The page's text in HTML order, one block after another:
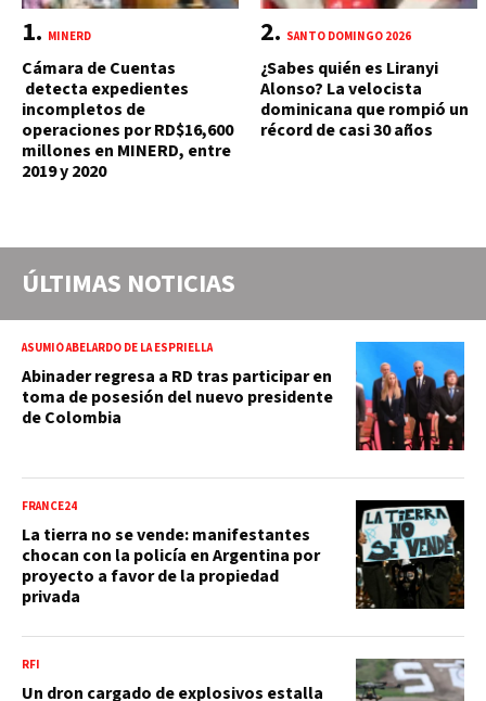
MINERD
Cámara de Cuentas
detecta expedientes
incompletos de
operaciones por RD$16,600
millones en MINERD, entre
2019 y 2020
SANTO DOMINGO 2026
¿Sabes quién es Liranyi
Alonso? La velocista
dominicana que rompió un
récord de casi 30 años
ÚLTIMAS NOTICIAS
ASUMIÓ ABELARDO DE LA ESPRIELLA
Abinader regresa a RD tras participar en
toma de posesión del nuevo presidente
de Colombia
FRANCE24
La tierra no se vende: manifestantes
chocan con la policía en Argentina por
proyecto a favor de la propiedad
privada
RFI
Un dron cargado de explosivos estalla